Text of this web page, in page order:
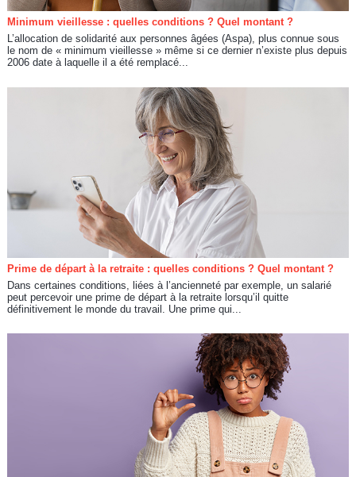
Minimum vieillesse : quelles conditions ? Quel montant ?
L’allocation de solidarité aux personnes âgées (Aspa), plus connue sous
le nom de « minimum vieillesse » même si ce dernier n’existe plus depuis
2006 date à laquelle il a été remplacé...
Prime de départ à la retraite : quelles conditions ? Quel montant ?
Dans certaines conditions, liées à l’ancienneté par exemple, un salarié
peut percevoir une prime de départ à la retraite lorsqu’il quitte
définitivement le monde du travail. Une prime qui...